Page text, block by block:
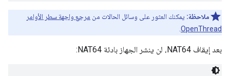
ملاحظة: يمكنك العثور على وسائل الحالات من مرجع واجهة سطر الأوامر
OpenThread
.
بعد إيقاف NAT64، لن ينشر الجهاز بادئة NAT64: